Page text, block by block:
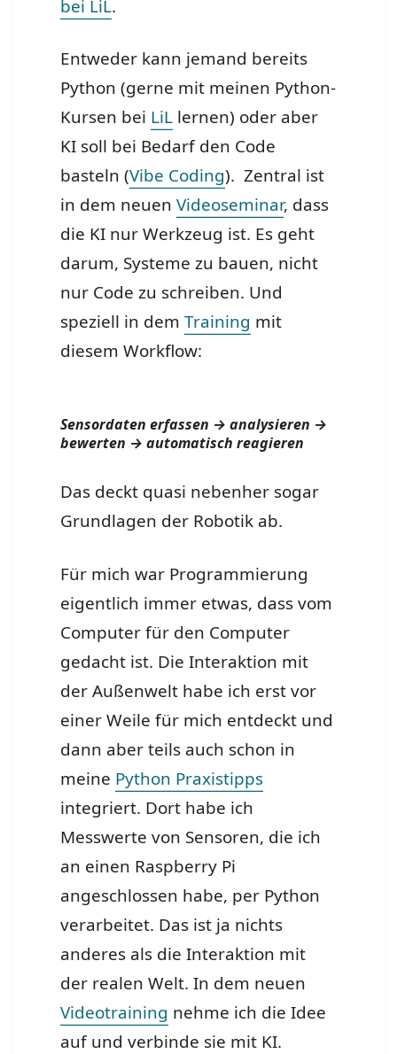
bei LiL.
Entweder kann jemand bereits
Python (gerne mit meinen Python-
Kursen bei LiL lernen) oder aber
KI soll bei Bedarf den Code
basteln (Vibe Coding). Zentral ist
in dem neuenVideoseminar, dass
die KI nur Werkzeug ist. Es geht
darum, Systeme zu bauen, nicht
nur Code zu schreiben. Und
speziell in demTraining mit
diesem Workflow:
Sensordaten erfassen → analysieren →
bewerten → automatisch reagieren
Das deckt quasi nebenher sogar
Grundlagen der Robotik ab.
Für mich war Programmierung
eigentlich immer etwas, dass vom
Computer für den Computer
gedacht ist. Die Interaktion mit
der Außenwelt habe ich erst vor
einer Weile für mich entdeckt und
dann aber teils auch schon in
meine Python Praxistipps
integriert. Dort habe ich
Messwerte von Sensoren, die ich
an einen Raspberry Pi
angeschlossen habe, per Python
verarbeitet. Das ist ja nichts
anderes als die Interaktion mit
der realen Welt. In dem neuen
Videotraining nehme ich die Idee
auf und verbinde sie mit KI.